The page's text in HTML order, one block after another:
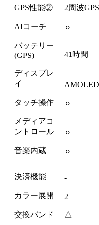
GPS性能② 2周波GPS
AIコーチ ⚪︎
バッテリー
(GPS)
41時間
ディスプレ
イ
AMOLED
タッチ操作 ⚪︎
メディアコ
ントロール
⚪︎
音楽内蔵 ⚪︎
決済機能 -
カラー展開 2
交換バンド △